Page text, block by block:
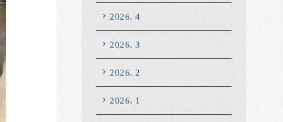
2026. 4
2026. 3
2026. 2
2026. 1